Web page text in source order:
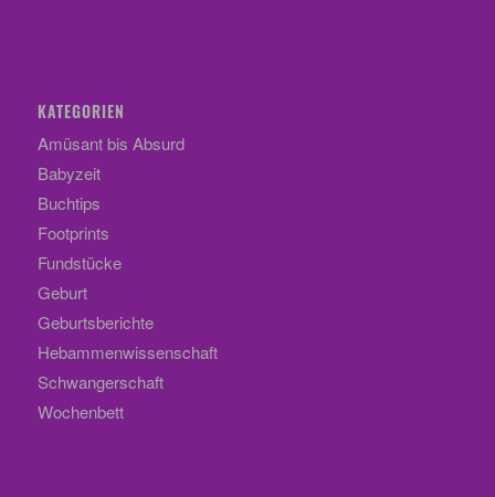
KATEGORIEN
Amüsant bis Absurd
Babyzeit
Buchtips
Footprints
Fundstücke
Geburt
Geburtsberichte
Hebammenwissenschaft
Schwangerschaft
Wochenbett